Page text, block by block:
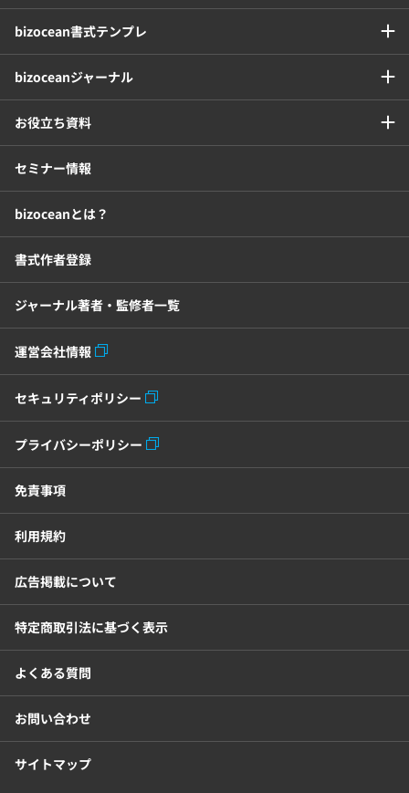
セキュリティシステム ワークフロー
日程調整システム
BIツール
SFA・CRM
グループウェア
モチベーション管理システム
電子請求書システム 人事評価システム
給与計算システム eラーニングシステム
勤怠管理システム
労務管理システム
電子契約システム
2026年トレンド
DX・デジタル化
bizocean書式テンプレ
bizoceanジャーナル
お役立ち資料
セミナー情報
bizoceanとは？
書式作者登録
ジャーナル著者・監修者一覧
運営会社情報
セキュリティポリシー
プライバシーポリシー
免責事項
利用規約
広告掲載について
特定商取引法に基づく表示
よくある質問
お問い合わせ
サイトマップ